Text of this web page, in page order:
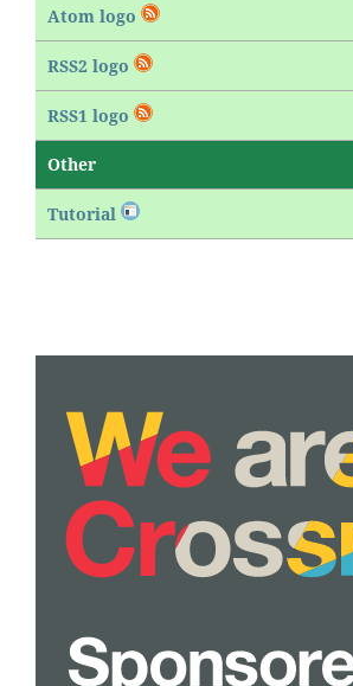
Atom logo
RSS2 logo
RSS1 logo
Other
Tutorial